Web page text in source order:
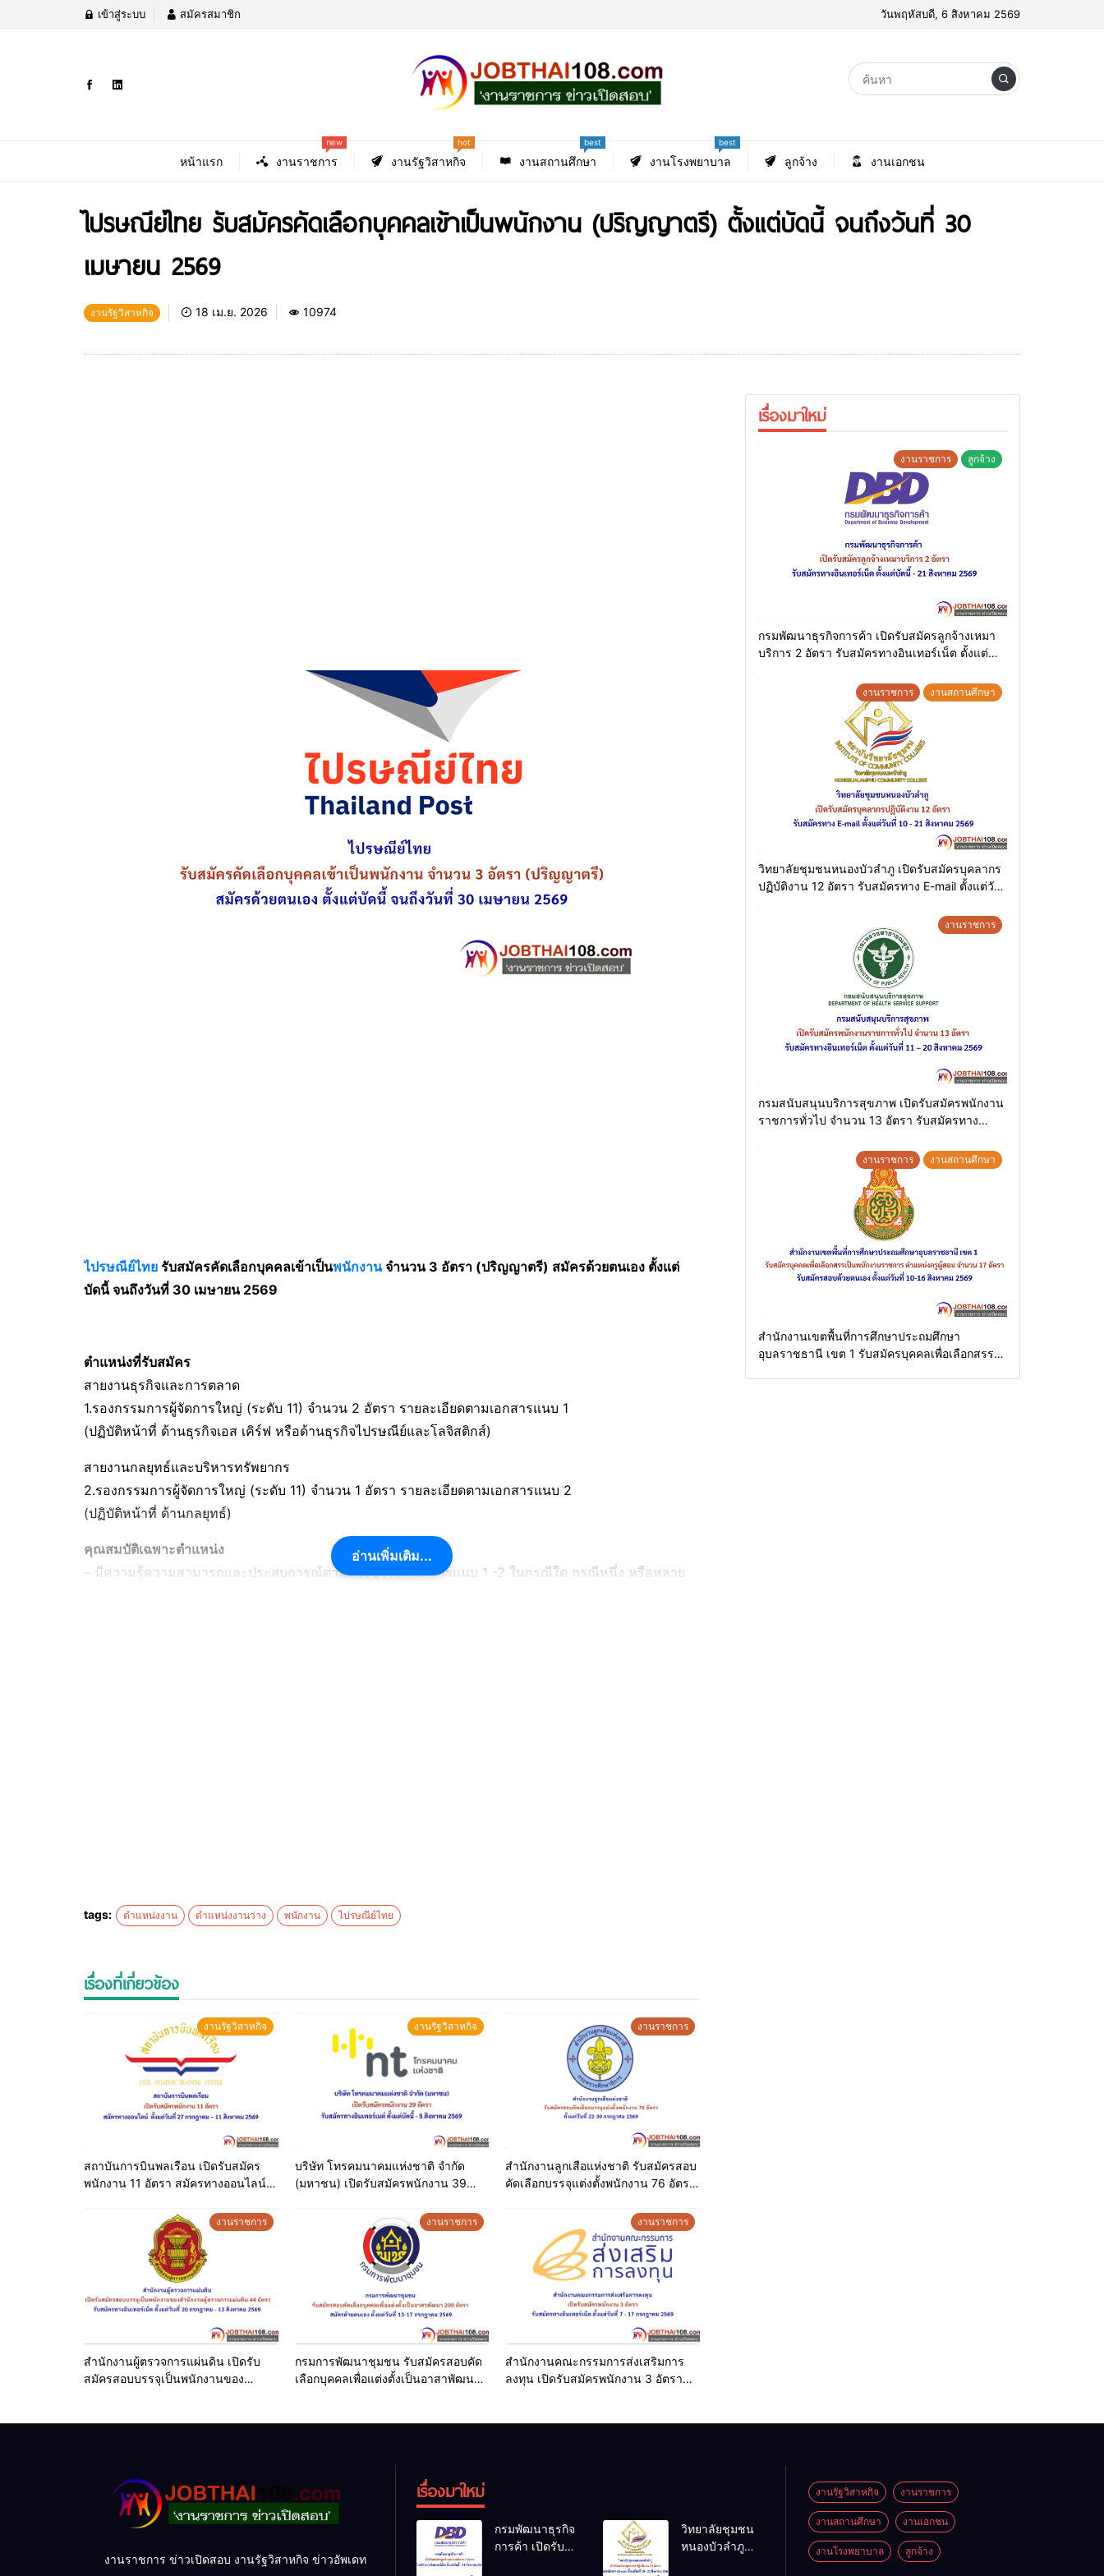
เข้าสู่ระบบ สมัครสมาชิก วันพฤหัสบดี, 6 สิงหาคม 2569
หน้าแรก งานราชการ
new
งานรัฐวิสาหกิจ
hot
งานสถานศึกษา
best
งานโรงพยาบาล
best
ลูกจ้าง งานเอกชน
ไปรษณีย์ไทย รับสมัครคัดเลือกบุคคลเข้าเป็นพนักงาน (ปริญญาตรี) ตั้งแต่บัดนี้ จนถึงวันที่ 30
เมษายน 2569
งานรัฐวิสาหกิจ 18 เม.ย. 2026 10974
ไปรษณีย์ไทย รับสมัครคัดเลือกบุคคลเข้าเป็นพนักงานจำนวน 3 อัตรา (ปริญญาตรี) สมัครด้วยตนเอง ตั้งแต่
บัดนี้ จนถึงวันที่ 30 เมษายน 2569
ตำแหน่งที่รับสมัคร
สายงานธุรกิจและการตลาด
1.รองกรรมการผู้จัดการใหญ่ (ระดับ 11) จำนวน 2 อัตรา รายละเอียดตามเอกสารแนบ 1
(ปฏิบัติหน้าที่ ด้านธุรกิจเอส เคิร์ฟ หรือด้านธุรกิจไปรษณีย์และโลจิสติกส์)
สายงานกลยุทธ์และบริหารทรัพยากร
2.รองกรรมการผู้จัดการใหญ่ (ระดับ 11) จำนวน 1 อัตรา รายละเอียดตามเอกสารแนบ 2
(ปฏิบัติหน้าที่ ด้านกลยุทธ์)
คุณสมบัติเฉพาะตำแหน่ง
– มีความรู้ความสามารถและประสบการณ์ตามที่ระบุไว้ในเอกสารแนบ 1 -2 ในกรณีใด กรณีหนึ่ง หรือหลาย
พ.ศ.2569
– มีทักษะในการสื่อสารที่ดี สามารถเจรจาต่อรองได้รวมถึงให้คำแนะนำคำปรึกษาแก่ผู้ที่เกี่ยวข้องได้
– มีทักษะในการประสานงานกับทั้งภายในและภายนอกหน่วยงาน รวมทั้งสามารถบริหารความสัมพันธ์ผู้มีส่วน
ได้ส่วนเสียหรือผู้ที่เกี่ยวข้องกับหน่วยงาน เพื่อที่จะสร้างโอกาสและประโยชน์สูงสุดแก่องค์กร
– มีทักษะทางการบริหารจัดการทรัพยากรมนุษย์ รวมทั้งการบริหารจัดการองค์กร ตลอดจนการบริหารจัดการ
งบประมาณขององค์กร
การรับสมัคร
– ผู้สนใจขอรับใบสมัครและยื่นเอกสารพร้อมหลักฐานได้ที่ ฝ่ายทรัพยากรบุคคล บริษัท ไปรษณีย์ไทยจำกัด ชั้น
1 โซน AB เลขที่ 111 ถนนแจ้งวัฒนะ แขวงทุ่งสองห้อง เขตหลักสี่ กรุงเทพมหานคร 10210-0299 โทรศัพท์ 02
831 3378 หรือ 02 831 3578 ตั้งแต่บัดนี้ จนถึงวันที่ 30 เมษายน 2569
รายละเอียดเพื่อมเติม
ไฟล์ประกาศรับสมัคร
อ่านเพิ่มเติม...
tags: ตำแหน่งงาน ตำแหน่งงานว่าง พนักงาน ไปรษณีย์ไทย
เรื่องที่เกี่ยวข้อง
งานรัฐวิสาหกิจ
สถาบันการบินพลเรือน เปิดรับสมัคร
พนักงาน 11 อัตรา สมัครทางออนไลน์
งานรัฐวิสาหกิจ
บริษัท โทรคมนาคมแห่งชาติ จำกัด
(มหาชน) เปิดรับสมัครพนักงาน 39
บัดนี้ – 5 สิงหาคม 2569
งานราชการ
สำนักงานลูกเสือแห่งชาติ รับสมัครสอบ
คัดเลือกบรรจุแต่งตั้งพนักงาน 76 อัตรา
งานราชการ
สำนักงานผู้ตรวจการแผ่นดิน เปิดรับ
สมัครสอบบรรจุเป็นพนักงานของ
งานราชการ
กรมการพัฒนาชุมชน รับสมัครสอบคัด
เลือกบุคคลเพื่อแต่งตั้งเป็นอาสาพัฒนา
งานราชการ
สำนักงานคณะกรรมการส่งเสริมการ
ลงทุน เปิดรับสมัครพนักงาน 3 อัตรา
เรื่องมาใหม่
งานราชการ ลูกจ้าง
กรมพัฒนาธุรกิจการค้า เปิดรับสมัครลูกจ้างเหมา
บริการ 2 อัตรา รับสมัครทางอินเทอร์เน็ต ตั้งแต่
งานราชการ งานสถานศึกษา
วิทยาลัยชุมชนหนองบัวลำภู เปิดรับสมัครบุคลากร
ปฏิบัติงาน 12 อัตรา รับสมัครทาง E-mail ตั้งแต่วัน
งานราชการ
กรมสนับสนุนบริการสุขภาพ เปิดรับสมัครพนักงาน
ราชการทั่วไป จำนวน 13 อัตรา รับสมัครทาง
งานราชการ งานสถานศึกษา
สำนักงานเขตพื้นที่การศึกษาประถมศึกษา
อุบลราชธานี เขต 1 รับสมัครบุคคลเพื่อเลือกสรร
งานราชการ ข่าวเปิดสอบ งานรัฐวิสาหกิจ ข่าวอัพเดท
เรื่องมาใหม่
กรมพัฒนาธุรกิจ
การค้า เปิดรับ
วิทยาลัยชุมชน
หนองบัวลำภู
งานรัฐวิสาหกิจ งานราชการ
งานสถานศึกษา งานเอกชน
งานโรงพยาบาล ลูกจ้าง